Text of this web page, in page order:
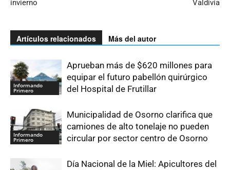
invierno Valdivia
Artículos relacionados Más del autor
Informando
Primero
Aprueban más de $620 millones para
equipar el futuro pabellón quirúrgico
del Hospital de Frutillar
Informando
Primero
Municipalidad de Osorno clarifica que
camiones de alto tonelaje no pueden
circular por sector centro de Osorno
Día Nacional de la Miel: Apicultores del